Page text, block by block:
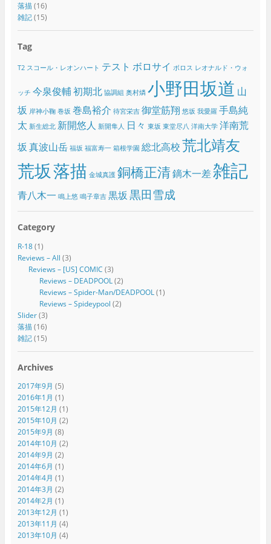
落描(16)
雑記(15)
Tag
T2 スコール・レオンハート テスト ボロサイ ボロス レオナルド・ウォ
ッチ 今泉俊輔初期北 協調組 奥村燐 小野田坂道 山
坂 岸神小鞠 巻坂 巻島裕介 待宮栄吉 御堂筋翔 悠坂 我愛羅 手島純
太 新生総北 新開悠人 新開隼人 日々 東坂 東堂尽八 洋南大学 洋南荒
坂真波山岳 福坂 福富寿一 箱根学園 総北高校荒北靖友
荒坂落描 金城真護 銅橋正清鏑木一差雑記
青八木一 鳴上悠 鳴子章吉 黒坂黒田雪成
Category
R-18(1)
Reviews – All (3)
Reviews – [US] COMIC (3)
Reviews – DEADPOOL(2)
Reviews – Spider-Man/DEADPOOL(1)
Reviews – Spideypool (2)
Slider(3)
落描(16)
雑記(15)
Archives
2017年9月 (5)
2016年1月 (1)
2015年12月 (1)
2015年10月 (2)
2015年9月 (8)
2014年10月 (2)
2014年9月 (2)
2014年6月 (1)
2014年4月 (1)
2014年3月 (2)
2014年2月 (1)
2013年12月 (1)
2013年11月 (4)
2013年10月 (4)